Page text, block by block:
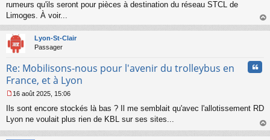
rumeurs qu'ils seront pour pièces à destination du réseau STCL de
Limoges. À voir...
au
Lyon-St-Clair
Passager
Re: Mobilisons-nous pour l'avenir du trolleybus en
France, et à Lyon
e
s
a
16 août 2025, 15:06
Ils sont encore stockés là bas ? Il me semblait qu'avec l'allotissement RD
Lyon ne voulait plus rien de KBL sur ses sites...
au